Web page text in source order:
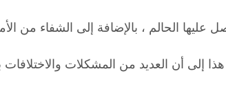
الحالم ، بالإضافة إلى الشفاء من
إلى أن العديد من المشكلات